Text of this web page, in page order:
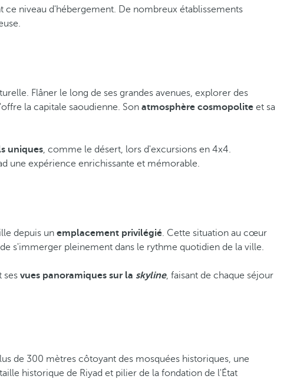
ce niveau d'hébergement. De nombreux établissements
Flâner le long de ses grandes avenues, explorer des
la capitale saoudienne. Son atmosphère cosmopolite et sa
uniques, comme le désert, lors d'excursions en 4x4.
une expérience enrichissante et mémorable.
depuis un emplacement privilégié. Cette situation au cœur
s'immerger pleinement dans le rythme quotidien de la ville.
ses vues panoramiques sur la skyline, faisant de chaque séjour
de 300 mètres côtoyant des mosquées historiques, une
historique de Riyad et pilier de la fondation de l'État